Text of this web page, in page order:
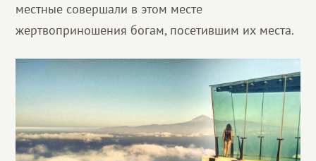
местные совершали в этом месте
жертвоприношения богам, посетившим их места.